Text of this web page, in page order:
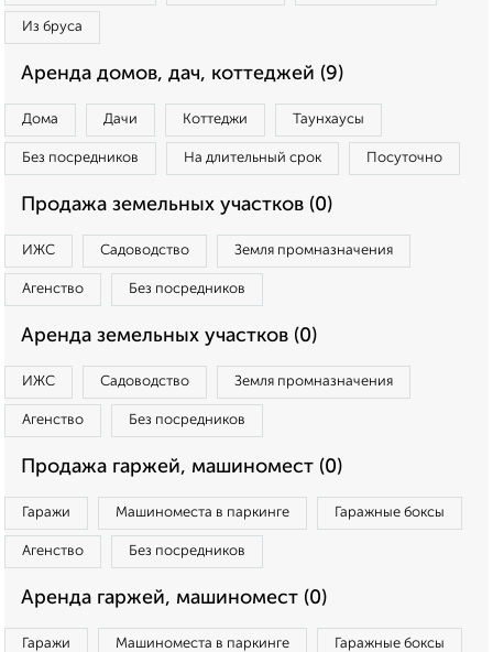
Из бруса
Аренда домов, дач, коттеджей (9)
Дома Дачи Коттеджи Таунхаусы
Без посредников На длительный срок Посуточно
Продажа земельных участков (0)
ИЖС Садоводство Земля промназначения
Агенство Без посредников
Аренда земельных участков (0)
ИЖС Садоводство Земля промназначения
Агенство Без посредников
Продажа гаржей, машиномест (0)
Гаражи Машиноместа в паркинге Гаражные боксы
Агенство Без посредников
Аренда гаржей, машиномест (0)
Гаражи Машиноместа в паркинге Гаражные боксы